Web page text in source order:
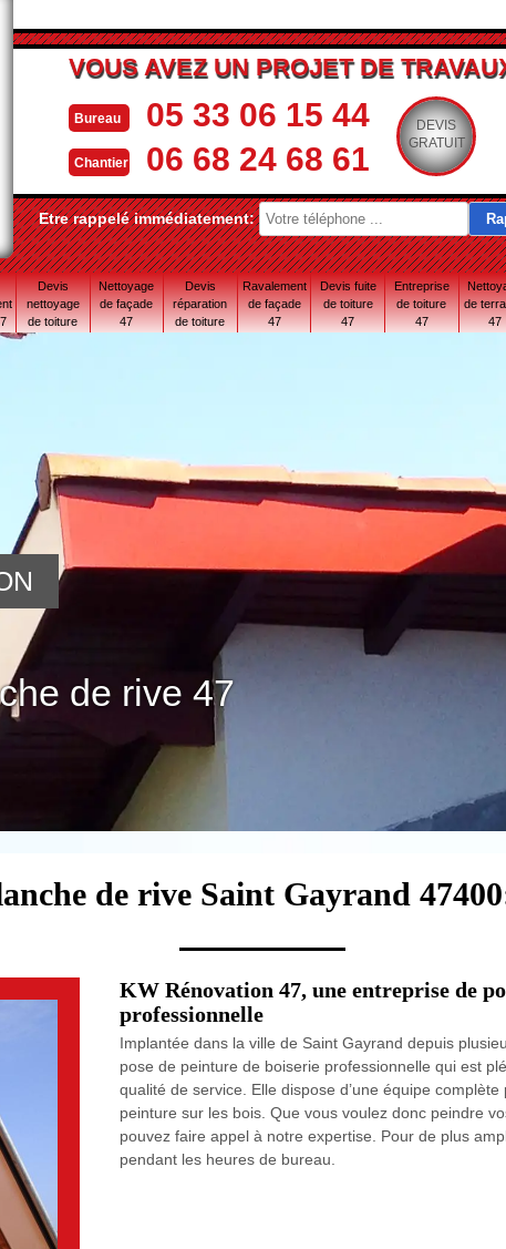
VOUS AVEZ UN PROJET DE
Bureau 05 33 06 15 44
Chantier 06 68 24 68 61
DEVIS
GRATUIT
Etre rappelé immédiatement:
Devis
nettoyage
de toiture
Nettoyage
de façade
47
Devis
réparation
de toiture
Ravalement
de façade
47
Devis fuite
de toiture
47
Entreprise
de toiture
47
de
47
de rive 47
de rive Saint Gayrand
KW Rénovation 47, une entreprise de
professionnelle
Implantée dans la ville de Saint Gayrand depuis
pose de peinture de boiserie professionnelle qui est
qualité de service. Elle dispose d’une équipe
peinture sur les bois. Que vous voulez donc peindre
pouvez faire appel à notre expertise. Pour de plus
pendant les heures de bureau.